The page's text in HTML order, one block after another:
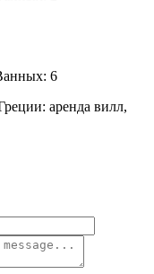
6
аренда вилл,